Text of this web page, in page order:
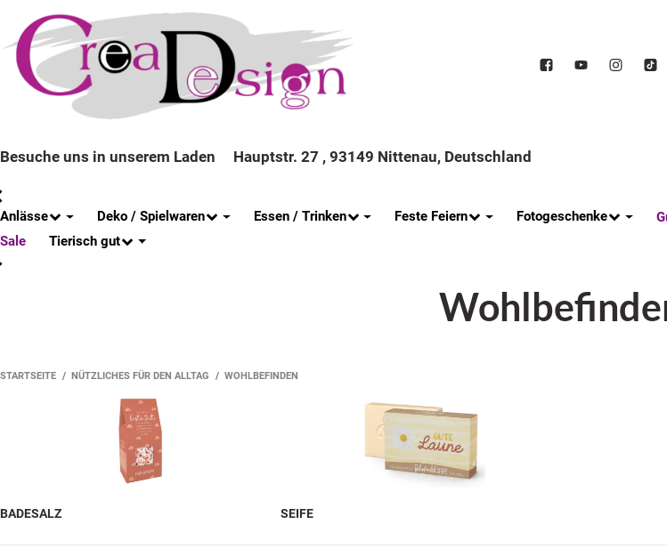
Besuche uns in unserem Laden Hauptstr. 27 , 93149 Nittenau, Deutschland
Anlässe Deko / Spielwaren Essen / Trinken Feste Feiern Fotogeschenke
Sale
Tierisch gut
STARTSEITE NÜTZLICHES FÜR DEN ALLTAG WOHLBEFINDEN
BADESALZ SEIFE